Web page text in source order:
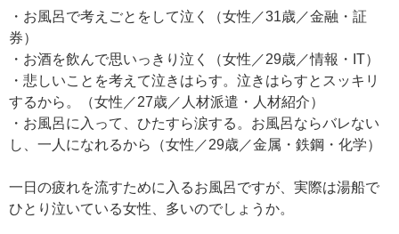
・お風呂で考えごとをして泣く（女性／31歳／金融・証
券）
・お酒を飲んで思いっきり泣く（女性／29歳／情報・IT）
・悲しいことを考えて泣きはらす。泣きはらすとスッキリ
するから。（女性／27歳／人材派遣・人材紹介）
・お風呂に入って、ひたすら涙する。お風呂ならバレない
し、一人になれるから（女性／29歳／金属・鉄鋼・化学）
一日の疲れを流すために入るお風呂ですが、実際は湯船で
ひとり泣いている女性、多いのでしょうか。